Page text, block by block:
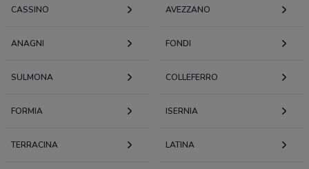
CASSINO AVEZZANO
ANAGNI FONDI
SULMONA COLLEFERRO
FORMIA ISERNIA
TERRACINA LATINA